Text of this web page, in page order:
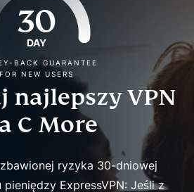
30
DAY
BACK GUARANTEE
FOR NEW USERS
najlepszy VPN
C More
ryzyka 30-dniowej
ExpressVPN: Jeśli z